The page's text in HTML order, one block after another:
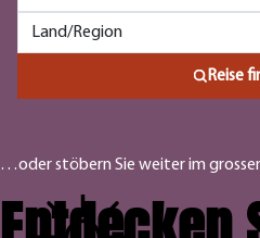
Reise
…oder stöbern Sie weiter im